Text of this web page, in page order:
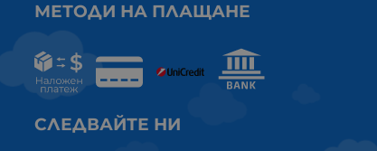
МЕТОДИ НА ПЛАЩАНЕ
СЛЕДВАЙТЕ НИ